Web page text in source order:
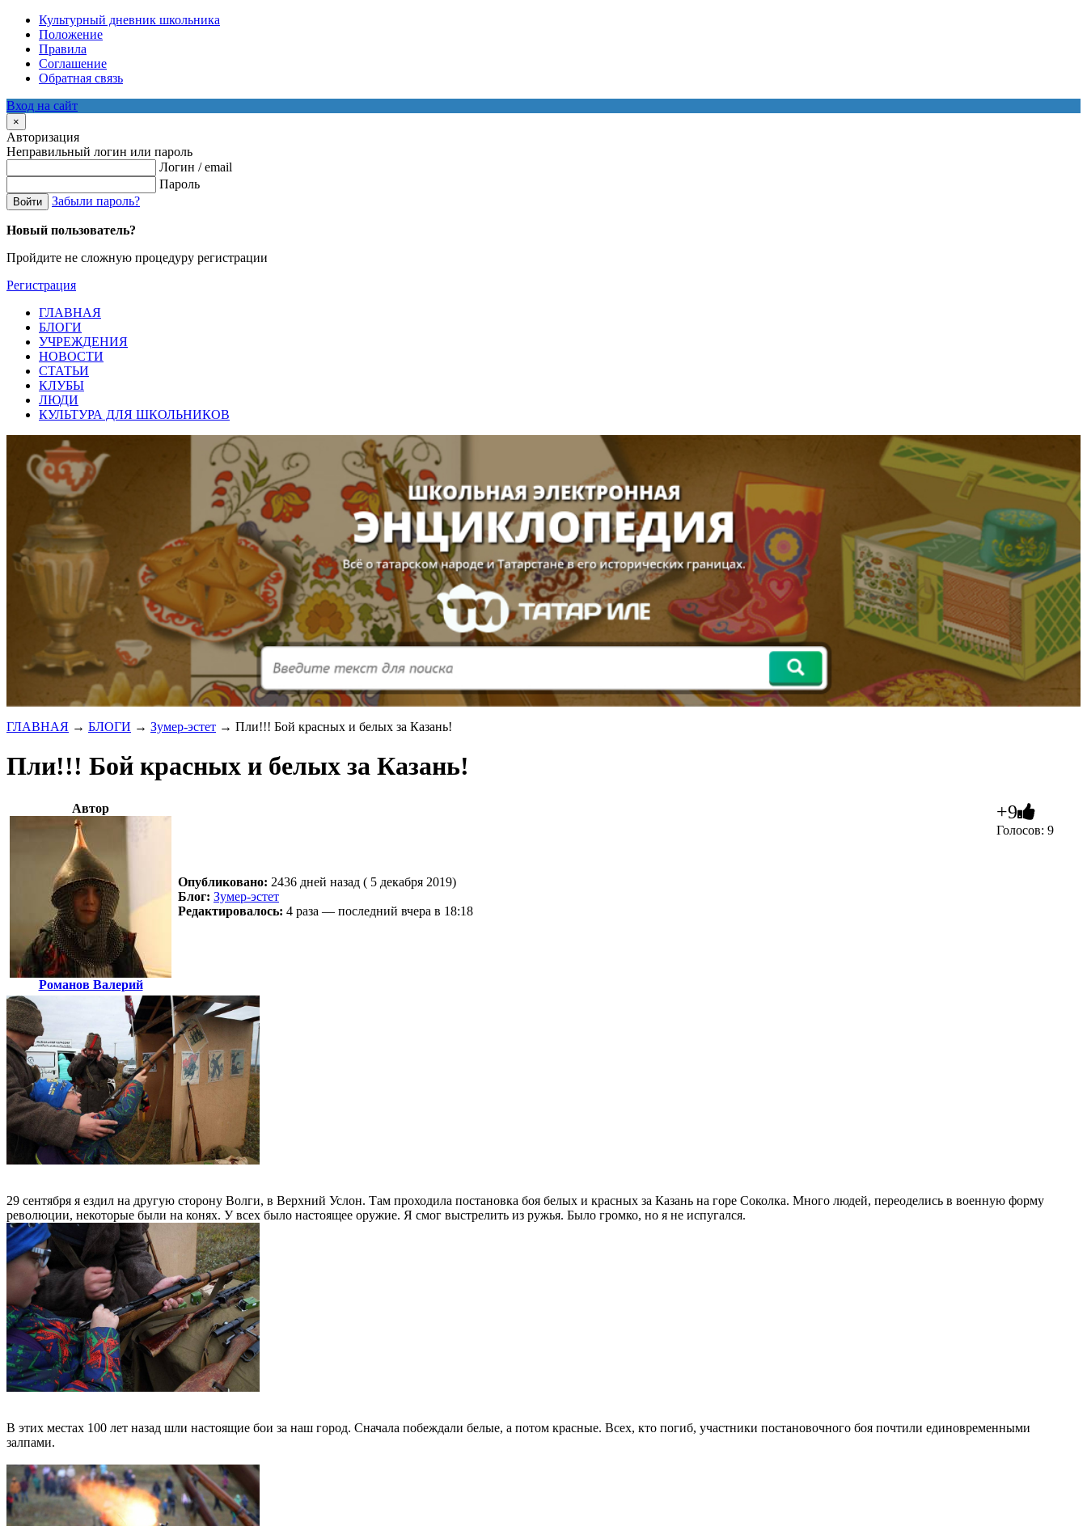
Культурный дневник школьника
Положение
Правила
Соглашение
Обратная связь
Вход на сайт
×
Авторизация
Неправильный логин или пароль
Логин / email
Пароль
Войти Забыли пароль?
Новый пользователь?
Пройдите не сложную процедуру регистрации
Регистрация
ГЛАВНАЯ
БЛОГИ
УЧРЕЖДЕНИЯ
НОВОСТИ
СТАТЬИ
КЛУБЫ
ЛЮДИ
КУЛЬТУРА ДЛЯ ШКОЛЬНИКОВ
ГЛАВНАЯ → БЛОГИ → Зумер-эстет → Пли!!! Бой красных и белых за Казань!
Пли!!! Бой красных и белых за Казань!
Автор
Романов Валерий
Опубликовано: 2436 дней назад ( 5 декабря 2019)
Блог: Зумер-эстет
Редактировалось: 4 раза — последний вчера в 18:18
+9
Голосов: 9
29 сентября я ездил на другую сторону Волги, в Верхний Услон. Там проходила постановка боя белых и красных за Казань на горе Соколка. Много людей, переоделись в военную форму
революции, некоторые были на конях. У всех было настоящее оружие. Я смог выстрелить из ружья. Было громко, но я не испугался.
В этих местах 100 лет назад шли настоящие бои за наш город. Сначала побеждали белые, а потом красные. Всех, кто погиб, участники постановочного боя почтили единовременными
залпами.